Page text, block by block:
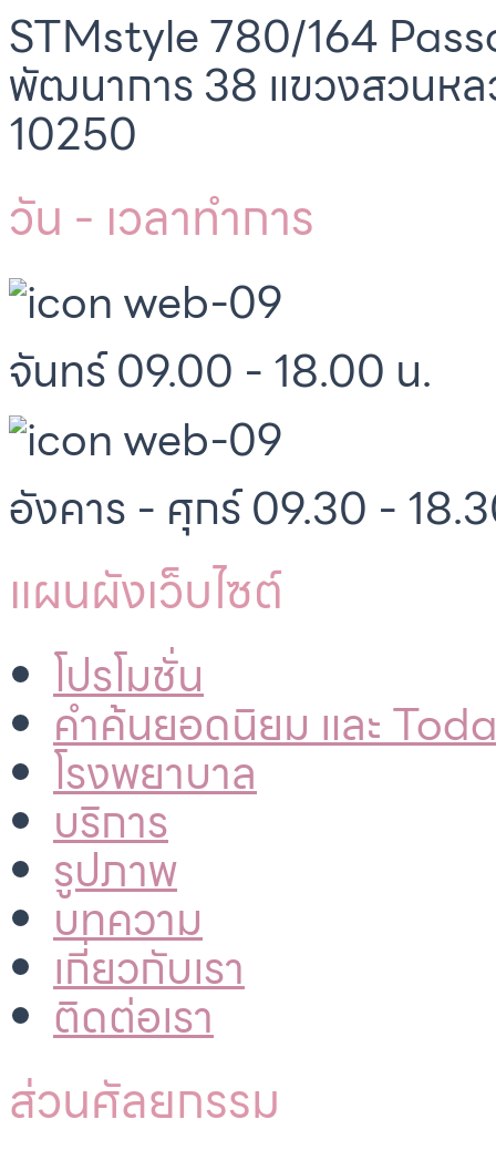
STMstyle 780/164
พัฒนาการ 38 แขวงสวนหล
10250
วัน - เวลาทำการ
จันทร์ 09.00 - 18.00 น.
อังคาร - ศุกร์ 09.30 -
แผนผังเว็บไซต์
โปรโมชั่น
คำค้นยอดนิยม และ
โรงพยาบาล
บริการ
รูปภาพ
บทความ
เกี่ยวกับเรา
ติดต่อเรา
ส่วนศัลยกรรม